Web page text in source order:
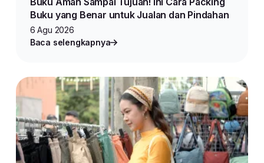
Buku yang Benar untuk Jualan dan Pindahan
6 Agu 2026
Baca selengkapnya